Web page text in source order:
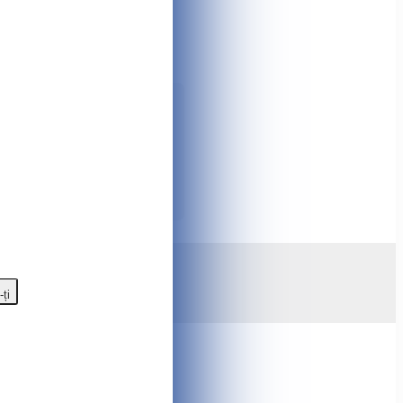
și componente. ✨
o întrebare despre
care vă interesează la numărul
de fidelizare, cashback,
ți